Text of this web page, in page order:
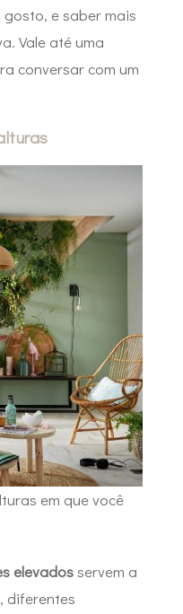
e saber mais
Vale até uma
conversar com um
em que você
elevadosservem a
diferentes